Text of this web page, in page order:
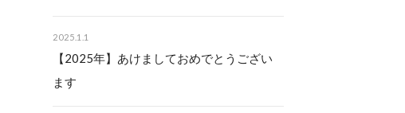
2025.1.1
【2025年】あけましておめでとうござい
ます